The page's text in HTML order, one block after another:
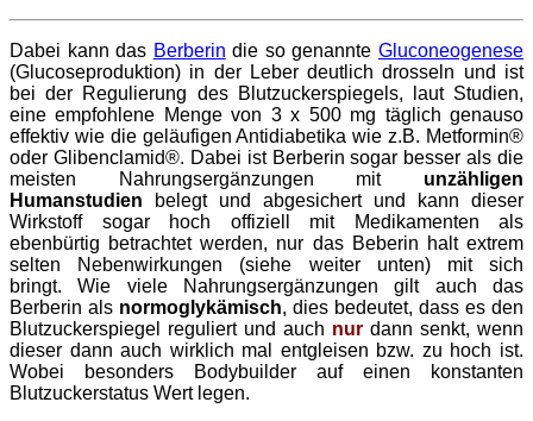
Dabei kann das Berberin die so genannteGluconeogenese
(Glucoseproduktion) in der Leber deutlich drosseln und ist
bei der Regulierung des Blutzuckerspiegels, laut Studien,
eine empfohlene Menge von 3 x 500 mg täglich genauso
effektiv wie die geläufigen Antidiabetika wie z.B. Metformin®
oder Glibenclamid®. Dabei ist Berberin sogar besser als die
meisten Nahrungsergänzungen mit unzähligen
Humanstudien belegt und abgesichert und kann dieser
Wirkstoff sogar hoch offiziell mit Medikamenten als
ebenbürtig betrachtet werden, nur das Beberin halt extrem
selten Nebenwirkungen (siehe weiter unten) mit sich
bringt. Wie viele Nahrungsergänzungen gilt auch das
Berberin als normoglykämisch, dies bedeutet, dass es den
Blutzuckerspiegel reguliert und auch nur dann senkt, wenn
dieser dann auch wirklich mal entgleisen bzw. zu hoch ist.
Wobei besonders Bodybuilder auf einen konstanten
Blutzuckerstatus Wert legen.